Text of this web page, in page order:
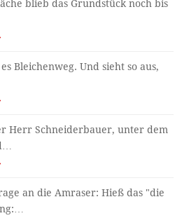
blieb das Grundstück noch bis
Bleichenweg. Und sieht so aus,
Herr Schneiderbauer, unter dem
an die Amraser: Hieß das "die